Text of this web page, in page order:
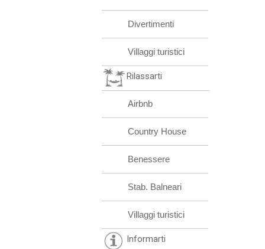
Divertimenti
Villaggi turistici
Rilassarti
Airbnb
Country House
Benessere
Stab. Balneari
Villaggi turistici
Informarti